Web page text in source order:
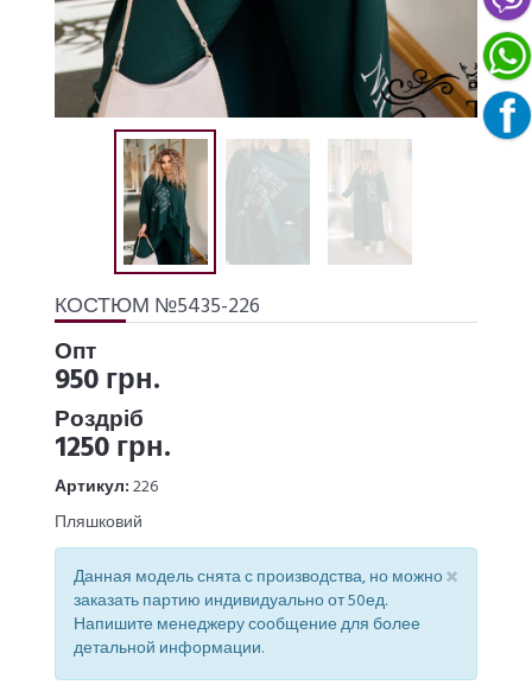
КОСТЮМ №5435-226
Опт
950 грн.
Роздріб
1250 грн.
Артикул:226
Пляшковий
×
Данная модель снята с производства, но можно
заказать партию индивидуально от 50ед.
Напишите менеджеру сообщение для более
детальной информации.